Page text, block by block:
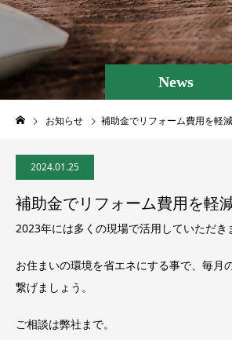
News
お知らせ 補助金でリフォーム費用を軽
2024.01.25
補助金でリフォーム費用を軽
2023年には多くの現場で活用していただき
お住まいの環境を省エネにする事で、毎月
繋げましょう。
ご相談は弊社まで。